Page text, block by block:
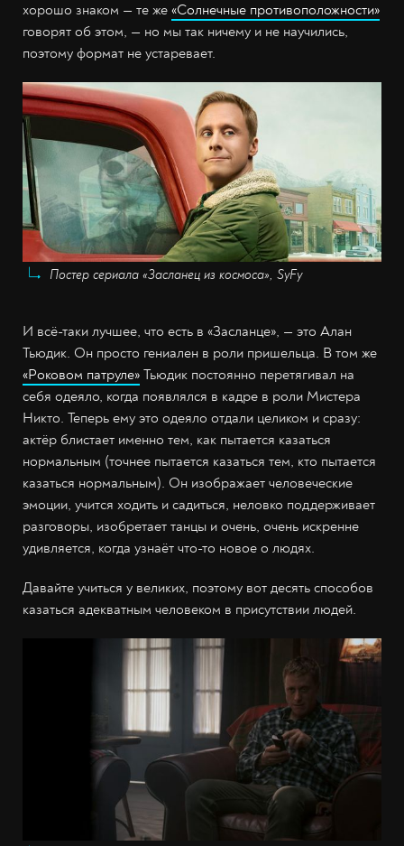
хорошо знаком — те же «Солнечные противоположности»
говорят об этом, — но мы так ничему и не научились,
поэтому формат не устаревает.
Постер сериала «Засланец из космоса», SyFy
И всё-таки лучшее, что есть в «Засланце», — это Алан
Тьюдик. Он просто гениален в роли пришельца. В том же
«Роковом патруле» Тьюдик постоянно перетягивал на
себя одеяло, когда появлялся в кадре в роли Мистера
Никто. Теперь ему это одеяло отдали целиком и сразу:
актёр блистает именно тем, как пытается казаться
нормальным (точнее пытается казаться тем, кто пытается
казаться нормальным). Он изображает человеческие
эмоции, учится ходить и садиться, неловко поддерживает
разговоры, изобретает танцы и очень, очень искренне
удивляется, когда узнаёт что-то новое о людях.
Давайте учиться у великих, поэтому вот десять способов
казаться адекватным человеком в присутствии людей.